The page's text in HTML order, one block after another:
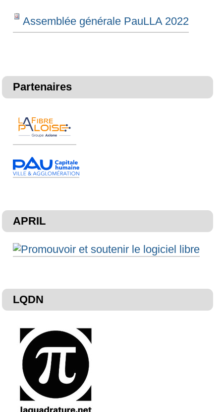
Assemblée générale PauLLA 2022
Partenaires
APRIL
LQDN